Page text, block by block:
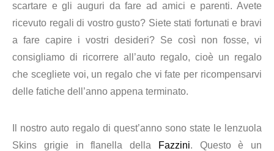
scartare e gli auguri da fare ad amici e parenti. Avete
ricevuto regali di vostro gusto? Siete stati fortunati e bravi
a fare capire i vostri desideri? Se così non fosse, vi
consigliamo di ricorrere all’auto regalo, cioè un regalo
che scegliete voi, un regalo che vi fate per ricompensarvi
delle fatiche dell’anno appena terminato.
Il nostro auto regalo di quest’anno sono state le lenzuola
Skins grigie in flanella della
Fazzini. Questo è un